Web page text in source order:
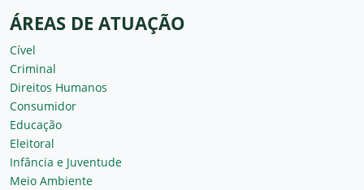
ÁREAS DE ATUAÇÃO
Cível
Criminal
Direitos Humanos
Consumidor
Educação
Eleitoral
Infância e Juventude
Meio Ambiente